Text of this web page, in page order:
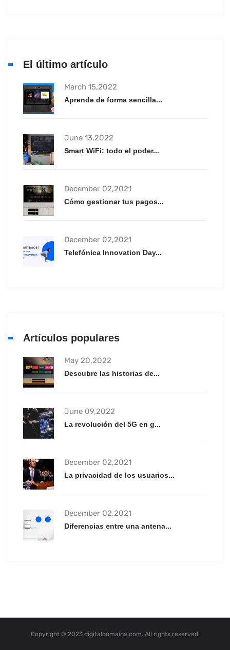
El último artículo
March 15,2022
Aprende de forma sencilla...
June 13,2022
Smart WiFi: todo el poder...
December 02,2021
Cómo gestionar tus pagos...
December 02,2021
Telefónica Innovation Day...
Artículos populares
May 20,2022
Descubre las historias de...
June 09,2022
La revolución del 5G en g...
December 02,2021
La privacidad de los usuarios...
December 02,2021
Diferencias entre una antena...
Copyright © 2023 digitaldomaina.com. All rights reserved.